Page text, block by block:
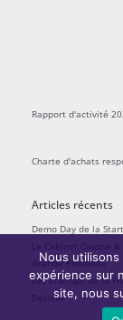
Rapport d'activité
Charte d'achats
Articles récents
Demo Day de la
Le Cabinet Causse
Grande Provence
Les startups de la
DecisIA
Nous
expérience sur
site, nous